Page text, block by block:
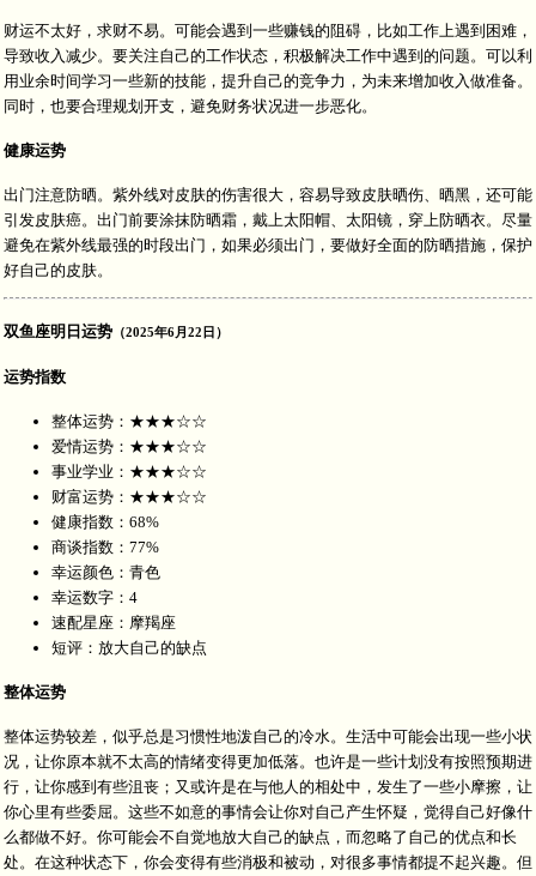
财运不太好，求财不易。可能会遇到一些赚钱的阻碍，比如工作上遇到困难，
导致收入减少。要关注自己的工作状态，积极解决工作中遇到的问题。可以利
用业余时间学习一些新的技能，提升自己的竞争力，为未来增加收入做准备。
同时，也要合理规划开支，避免财务状况进一步恶化。
健康运势
出门注意防晒。紫外线对皮肤的伤害很大，容易导致皮肤晒伤、晒黑，还可能
引发皮肤癌。出门前要涂抹防晒霜，戴上太阳帽、太阳镜，穿上防晒衣。尽量
避免在紫外线最强的时段出门，如果必须出门，要做好全面的防晒措施，保护
好自己的皮肤。
双鱼座明日运势 （2025年6月22日）
运势指数
整体运势：★★★☆☆
爱情运势：★★★☆☆
事业学业：★★★☆☆
财富运势：★★★☆☆
健康指数：68%
商谈指数：77%
幸运颜色：青色
幸运数字：4
速配星座：摩羯座
短评：放大自己的缺点
整体运势
整体运势较差，似乎总是习惯性地泼自己的冷水。生活中可能会出现一些小状
况，让你原本就不太高的情绪变得更加低落。也许是一些计划没有按照预期进
行，让你感到有些沮丧；又或许是在与他人的相处中，发生了一些小摩擦，让
你心里有些委屈。这些不如意的事情会让你对自己产生怀疑，觉得自己好像什
么都做不好。你可能会不自觉地放大自己的缺点，而忽略了自己的优点和长
处。在这种状态下，你会变得有些消极和被动，对很多事情都提不起兴趣。但